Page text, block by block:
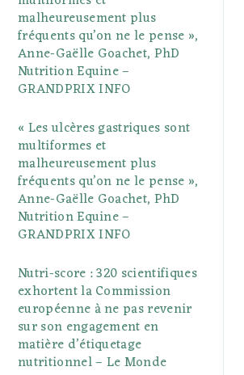
P
l
s
r
a
m
e
s
malheureusement plus
fréquents qu’on ne le pense »,
Anne-Gaëlle Goachet, PhD
Nutrition Equine –
GRANDPRIX INFO
« Les ulcères gastriques sont
multiformes et
malheureusement plus
fréquents qu’on ne le pense »,
Anne-Gaëlle Goachet, PhD
Nutrition Equine –
GRANDPRIX INFO
Nutri-score : 320 scientifiques
exhortent la Commission
européenne à ne pas revenir
sur son engagement en
matière d’étiquetage
nutritionnel – Le Monde